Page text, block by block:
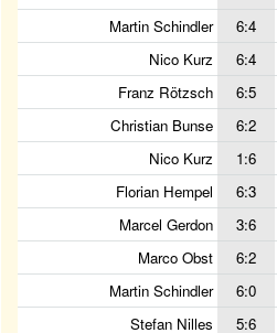
Martin Schindler
6:4
Nico Kurz
6:4
Franz Rötzsch
6:5
Christian Bunse
6:2
Nico Kurz
1:6
Florian Hempel
6:3
Marcel Gerdon
3:6
Marco Obst
6:2
Martin Schindler
6:0
Stefan Nilles
5:6